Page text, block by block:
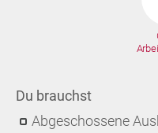
Du brauchst
Abgeschossene